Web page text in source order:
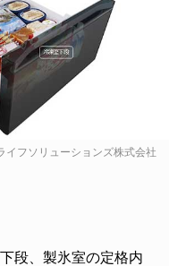
イフソリューションズ株式会社
段、製氷室の定格内